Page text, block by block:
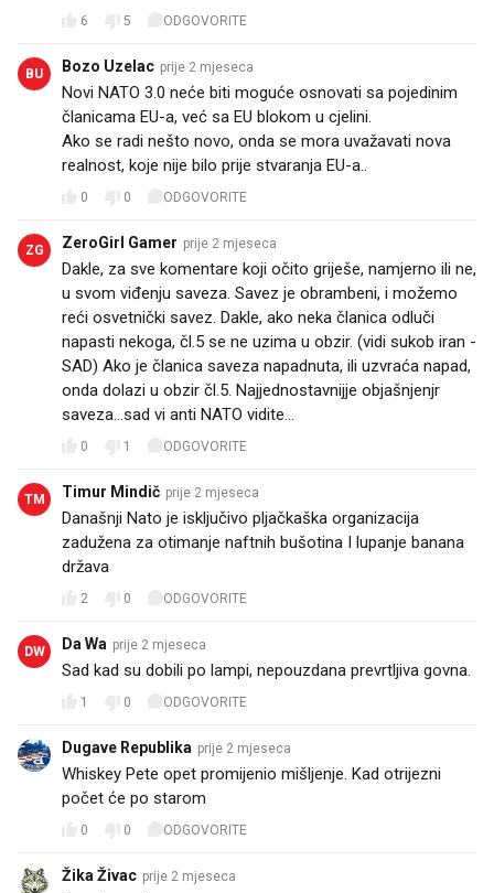
6 5 ODGOVORITE
BU Bozo Uzelac prije 2 mjeseca
Novi NATO 3.0 neće biti moguće osnovati sa pojedinim
članicama EU-a, već sa EU blokom u cjelini.
Ako se radi nešto novo, onda se mora uvažavati nova
realnost, koje nije bilo prije stvaranja EU-a..
0 0 ODGOVORITE
ZG ZeroGirl Gamer prije 2 mjeseca
Dakle, za sve komentare koji očito griješe, namjerno ili ne,
u svom viđenju saveza. Savez je obrambeni, i možemo
reći osvetnički savez. Dakle, ako neka članica odluči
napasti nekoga, čl.5 se ne uzima u obzir. (vidi sukob iran -
SAD) Ako je članica saveza napadnuta, ili uzvraća napad,
onda dolazi u obzir čl.5. Najjednostavnijje objašnjenjr
saveza...sad vi anti NATO vidite...
0 1 ODGOVORITE
TM Timur Mindič prije 2 mjeseca
Današnji Nato je isključivo pljačkaška organizacija
zadužena za otimanje naftnih bušotina I lupanje banana
država
2 0 ODGOVORITE
DW Da Wa prije 2 mjeseca
Sad kad su dobili po lampi, nepouzdana prevrtljiva govna.
1 0 ODGOVORITE
Dugave Republika prije 2 mjeseca
Whiskey Pete opet promijenio mišljenje. Kad otrijezni
počet će po starom
0 0 ODGOVORITE
Žika Živac prije 2 mjeseca